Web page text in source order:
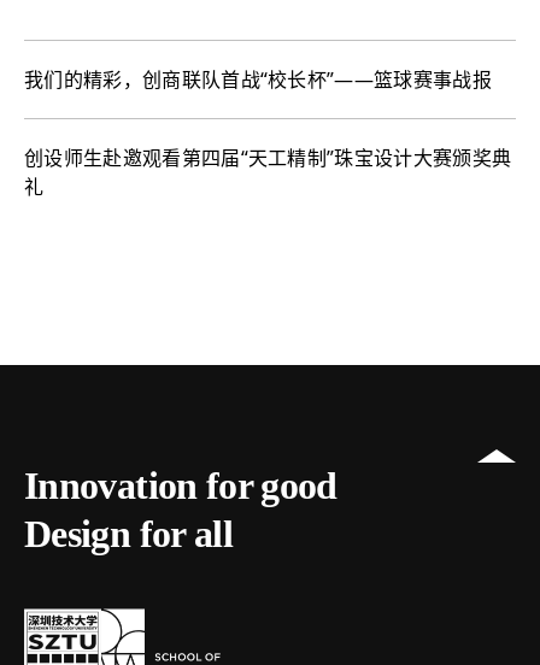
我们的精彩，创商联队首战“校长杯”——篮球赛事战报
创设师生赴邀观看第四届“天工精制”珠宝设计大赛颁奖典
礼
Innovation for good
Design for all